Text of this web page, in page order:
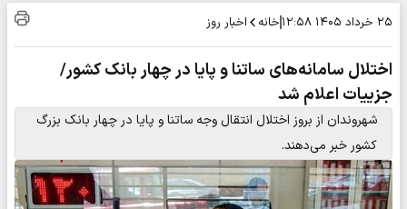
۲۵ خرداد ۱۴۰۵ ۱۲:۵۸ خانه اخبار روز
اختلال سامانه‌های ساتنا و پایا در چهار بانک کشور/
جزییات اعلام شد
شهروندان از بروز اختلال انتقال وجه ساتنا و پایا در چهار بانک بزرگ
کشور خبر می‌دهند.